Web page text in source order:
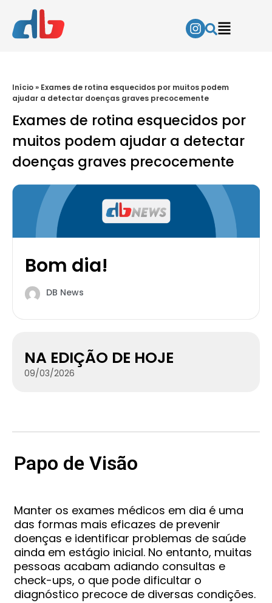
Início» Exames de rotina esquecidos por muitos podem
ajudar a detectar doenças graves precocemente
Exames de rotina esquecidos por
muitos podem ajudar a detectar
doenças graves precocemente
Bom dia!
DB News
NA EDIÇÃO DE HOJE
09/03/2026
Papo de Visão
Manter os exames médicos em dia é uma
das formas mais eficazes de prevenir
doenças e identificar problemas de saúde
ainda em estágio inicial. No entanto, muitas
pessoas acabam adiando consultas e
check-ups, o que pode dificultar o
diagnóstico precoce de diversas condições.